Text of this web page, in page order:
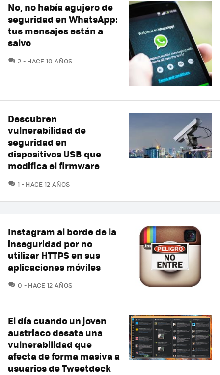
No, no había agujero de
seguridad en WhatsApp:
tus mensajes están a
salvo
2 COMENTARIOS
HACE 10 AÑOS
Descubren
vulnerabilidad de
seguridad en
dispositivos USB que
modifica el firmware
1 COMENTARIOS
HACE 12 AÑOS
Instagram al borde de la
inseguridad por no
utilizar HTTPS en sus
aplicaciones móviles
0 COMENTARIOS
HACE 12 AÑOS
El día cuando un joven
austriaco desata una
vulnerabilidad que
afecta de forma masiva a
usuarios de Tweetdeck